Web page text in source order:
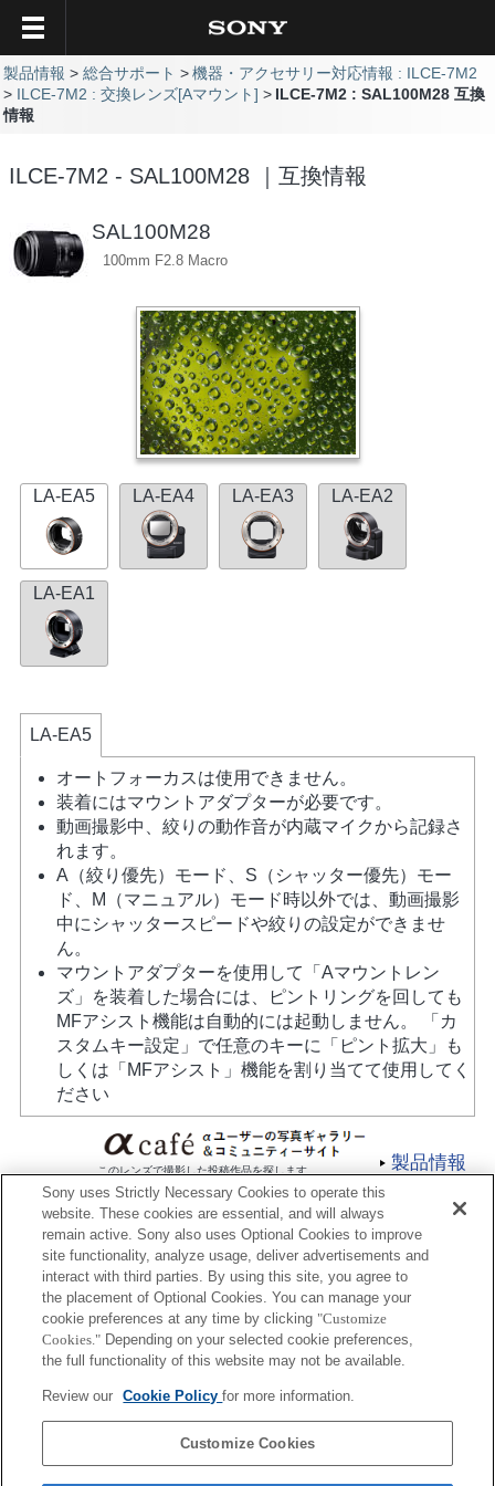
製品情報 総合サポート
機器・アクセサリー対応情報 : ILCE-7M2
ILCE-7M2 : 交換レンズ[Aマウント]
ILCE-7M2 : SAL100M28 互換
情報
ILCE-7M2 - SAL100M28 ｜互換情報
SAL100M28
100mm F2.8 Macro
LA-EA5 LA-EA4 LA-EA3 LA-EA2
LA-EA1
LA-EA5
オートフォーカスは使用できません。
装着にはマウントアダプターが必要です。
動画撮影中、絞りの動作音が内蔵マイクから記録さ
れます。
A（絞り優先）モード、S（シャッター優先）モー
ド、M（マニュアル）モード時以外では、動画撮影
中にシャッタースピードや絞りの設定ができませ
ん。
マウントアダプターを使用して「Aマウントレン
ズ」を装着した場合には、ピントリングを回しても
MFアシスト機能は自動的には起動しません。 「カ
スタムキー設定」で任意のキーに「ピント拡大」も
しくは「MFアシスト」機能を割り当てて使用してく
ださい
このレンズで撮影した投稿作品を探します 製品情報
プレスリリース
ご利用条件
環境情報
クッキーポリシー
Sony uses Strictly Necessary Cookies to operate this
website. These cookies are essential, and will always
remain active. Sony also uses Optional Cookies to improve
site functionality, analyze usage, deliver advertisements and
interact with third parties. By using this site, you agree to
the placement of Optional Cookies. You can manage your
cookie preferences at any time by clicking "Customize
Cookies." Depending on your selected cookie preferences,
the full functionality of this website may not be available.
Review our Cookie Policyfor more information.
Customize Cookies